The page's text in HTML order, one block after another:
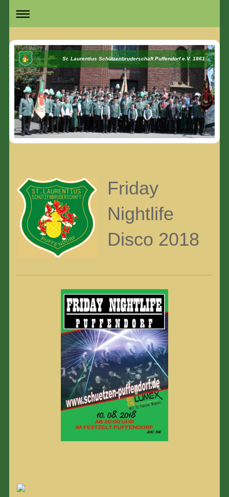
St. Laurentius Schützenbruderschaft Puffendorf e.V. 1861
Friday
Nightlife
Disco 2018